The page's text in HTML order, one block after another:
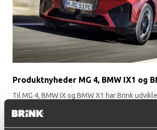
Produktnyheder MG 4, BMW IX1 og
Til MG 4, BMW IX og BMW X1 har Brink